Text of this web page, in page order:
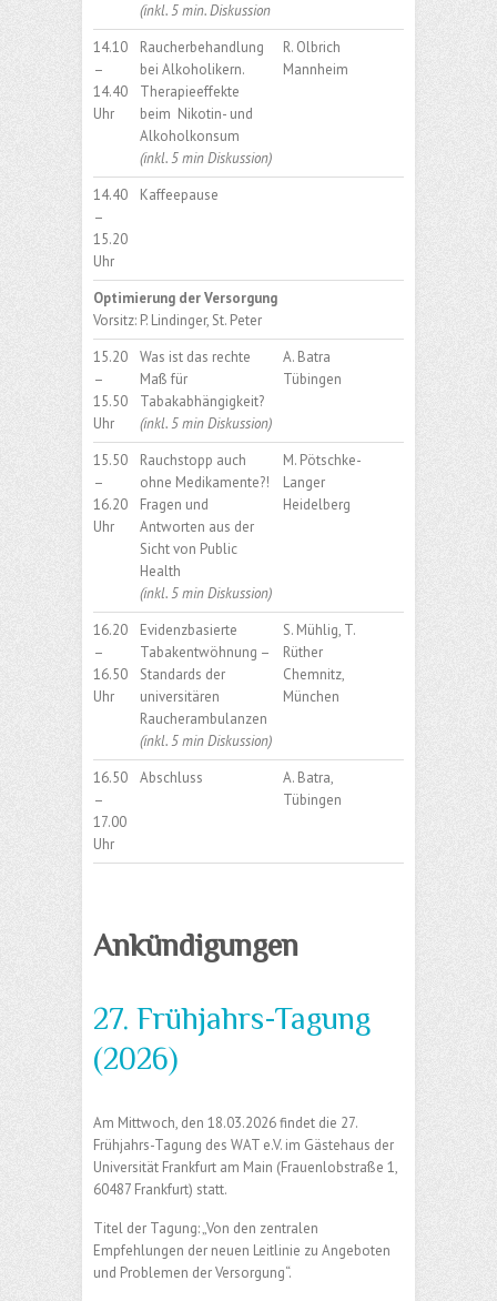
(inkl. 5 min. Diskussion
14.10
–
14.40
Uhr
Raucherbehandlung
bei Alkoholikern.
Therapieeffekte
beim Nikotin- und
Alkoholkonsum
(inkl. 5 min Diskussion)
R. Olbrich
Mannheim
14.40
–
15.20
Uhr
Kaffeepause
Optimierung der Versorgung
Vorsitz: P. Lindinger, St. Peter
15.20
–
15.50
Uhr
Was ist das rechte
Maß für
Tabakabhängigkeit?
(inkl. 5 min Diskussion)
A. Batra
Tübingen
15.50
–
16.20
Uhr
Rauchstopp auch
ohne Medikamente?!
Fragen und
Antworten aus der
Sicht von Public
Health
(inkl. 5 min Diskussion)
M. Pötschke-
Langer
Heidelberg
16.20
–
16.50
Uhr
Evidenzbasierte
Tabakentwöhnung –
Standards der
universitären
Raucherambulanzen
(inkl. 5 min Diskussion)
S. Mühlig, T.
Rüther
Chemnitz,
München
16.50
–
17.00
Uhr
Abschluss
A. Batra,
Tübingen
Ankündigungen
27. Frühjahrs-Tagung
(2026)
Am Mittwoch, den 18.03.2026 findet die 27.
Frühjahrs-Tagung des WAT e.V. im Gästehaus der
Universität Frankfurt am Main (Frauenlobstraße 1,
60487 Frankfurt) statt.
Titel der Tagung: „Von den zentralen
Empfehlungen der neuen Leitlinie zu Angeboten
und Problemen der Versorgung“.